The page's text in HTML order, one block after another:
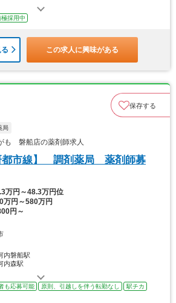
極採用中
この求人に興味がある
保存する
局
も 磐船店の薬剤師求人
都市線】 調剤薬局 薬剤師募
万円～48.3万円位
万円～580万円
円～
内磐船駅
内森駅
も応募可能 原則、引越しを伴う転勤なし
駅チカ